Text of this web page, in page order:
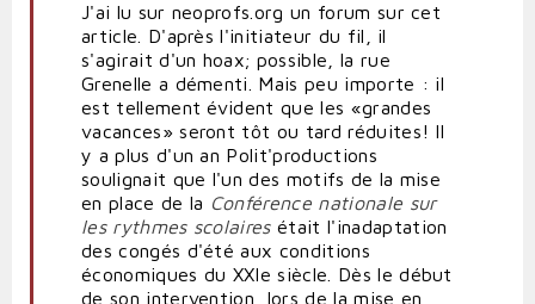
J'ai lu sur neoprofs.org un forum sur cet
article. D'après l'initiateur du fil, il
s'agirait d'un hoax; possible, la rue
Grenelle a démenti. Mais peu importe : il
est tellement évident que les «grandes
vacances» seront tôt ou tard réduites! Il
y a plus d'un an Polit'productions
soulignait que l'un des motifs de la mise
en place de la Conférence nationale sur
les rythmes scolaires était l'inadaptation
des congés d'été aux conditions
économiques du XXIe siècle. Dès le début
de son intervention, lors de la mise en